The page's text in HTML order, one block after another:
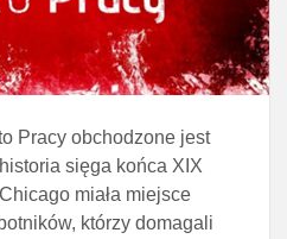
Pracy obchodzone jest
sięga końca XIX
miała miejsce
którzy domagali